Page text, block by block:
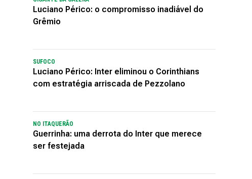
Luciano Périco: o compromisso inadiável do
Grêmio
SUFOCO
Luciano Périco: Inter eliminou o Corinthians
com estratégia arriscada de Pezzolano
NO ITAQUERÃO
Guerrinha: uma derrota do Inter que merece
ser festejada